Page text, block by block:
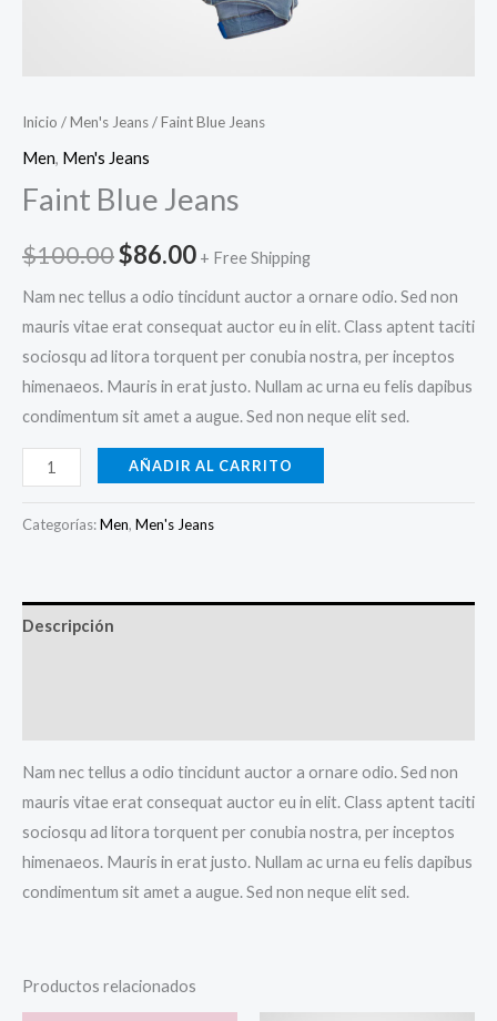
Inicio /Men's Jeans/ Faint Blue Jeans
Men, Men's Jeans
Faint Blue Jeans
$100.00$86.00 + Free Shipping
Nam nec tellus a odio tincidunt auctor a ornare odio. Sed non
mauris vitae erat consequat auctor eu in elit. Class aptent taciti
sociosqu ad litora torquent per conubia nostra, per inceptos
himenaeos. Mauris in erat justo. Nullam ac urna eu felis dapibus
condimentum sit amet a augue. Sed non neque elit sed.
AÑADIR AL CARRITO
Categorías:Men, Men's Jeans
Descripción
Nam nec tellus a odio tincidunt auctor a ornare odio. Sed non
mauris vitae erat consequat auctor eu in elit. Class aptent taciti
sociosqu ad litora torquent per conubia nostra, per inceptos
himenaeos. Mauris in erat justo. Nullam ac urna eu felis dapibus
condimentum sit amet a augue. Sed non neque elit sed.
Productos relacionados